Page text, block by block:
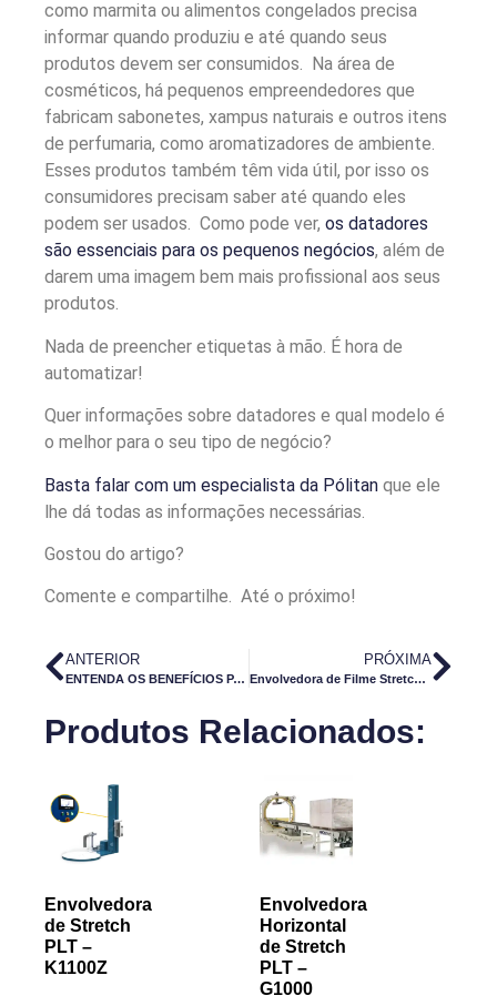
como marmita ou alimentos congelados precisa
informar quando produziu e até quando seus
produtos devem ser consumidos. Na área de
cosméticos, há pequenos empreendedores que
fabricam sabonetes, xampus naturais e outros itens
de perfumaria, como aromatizadores de ambiente.
Esses produtos também têm vida útil, por isso os
consumidores precisam saber até quando eles
podem ser usados. Como pode ver, os datadores
são essenciais para os pequenos negócios, além de
darem uma imagem bem mais profissional aos seus
produtos.
Nada de preencher etiquetas à mão. É hora de
automatizar!
Quer informações sobre datadores e qual modelo é
o melhor para o seu tipo de negócio?
Basta falar com um especialista da Pólitan que ele
lhe dá todas as informações necessárias.
Gostou do artigo?
Comente e compartilhe. Até o próximo!
ANTERIOR
ENTENDA OS BENEFÍCIOS PARA SUA EMPRESA DE ADQUIRIR UMA MÁQUINA SELADORA DE CAIXAS DE PAPELÃO
PRÓXIMA
Envolvedora de Filme Stretch: Vantagens do uso
Produtos Relacionados:
Envolvedora
de Stretch
PLT –
K1100Z
Envolvedora
Horizontal
de Stretch
PLT –
G1000